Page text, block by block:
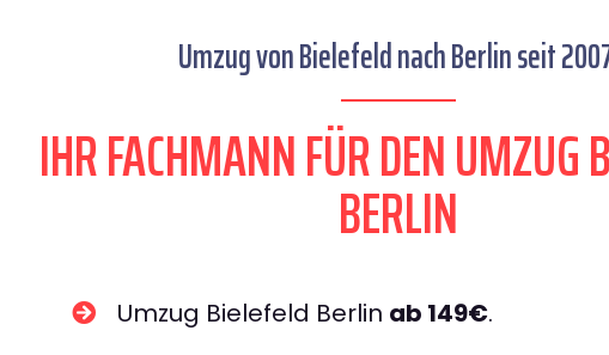
Umzug von Bielefeld nach Berlin seit
IHR FACHMANN FÜR DEN UMZUG
BERLIN
Umzug Bielefeld Berlin ab 149€.